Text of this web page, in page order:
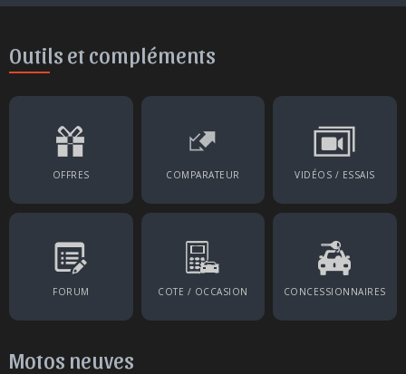
Outils et compléments
OFFRES COMPARATEUR VIDÉOS / ESSAIS
FORUM COTE / OCCASION CONCESSIONNAIRES
Motos neuves